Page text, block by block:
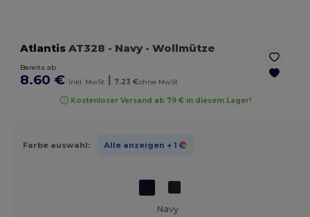
Atlantis AT328 - Navy- Wollmütze
Bereits ab
8.60 € inkl. MwSt | 7.23 €ohne MwSt
Kostenloser Versand ab 79 € in diesem Lager!
Farbe auswahl: Alle anzeigen + 1
Navy